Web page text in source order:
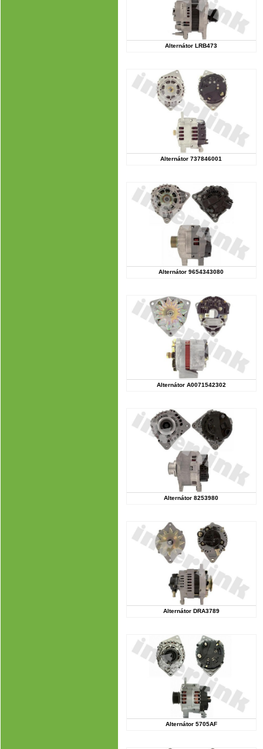
Alternátor LRB473
Alternátor 737846001
Alternátor 9654343080
Alternátor A0071542302
Alternátor 8253980
Alternátor DRA3789
Alternátor 5705AF